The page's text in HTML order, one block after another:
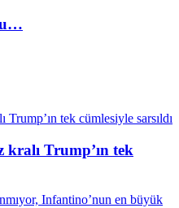
kralı Trump’ın tek